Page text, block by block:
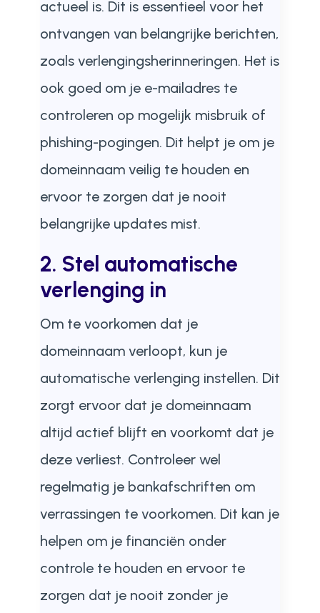
actueel is. Dit is essentieel voor het
ontvangen van belangrijke berichten,
zoals verlengingsherinneringen. Het is
ook goed om je e-mailadres te
controleren op mogelijk misbruik of
phishing-pogingen. Dit helpt je om je
domeinnaam veilig te houden en
ervoor te zorgen dat je nooit
belangrijke updates mist.
2. Stel automatische
verlenging in
Om te voorkomen dat je
domeinnaam verloopt, kun je
automatische verlenging instellen. Dit
zorgt ervoor dat je domeinnaam
altijd actief blijft en voorkomt dat je
deze verliest. Controleer wel
regelmatig je bankafschriften om
verrassingen te voorkomen. Dit kan je
helpen om je financiën onder
controle te houden en ervoor te
zorgen dat je nooit zonder je